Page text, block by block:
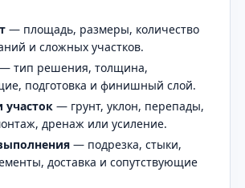
— площадь, размеры, количество
и сложных участков.
— тип решения, толщина,
подготовка и финишный слой.
участок — грунт, уклон, перепады,
дренаж или усиление.
— подрезка, стыки,
доставка и сопутствующие